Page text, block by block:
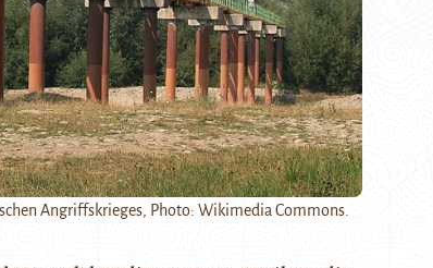
Angriffskrieges, Photo: Wikimedia Commons.